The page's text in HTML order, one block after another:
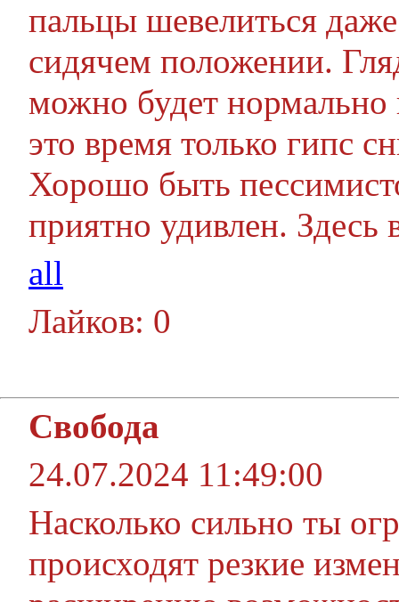
пальцы шевелиться
сидячем положении.
можно будет нормально
это время только гипс
Хорошо быть
приятно удивлен. Здесь
all
Лайков: 0
Свобода
24.07.2024 11:49:00
Насколько сильно ты
происходят резкие